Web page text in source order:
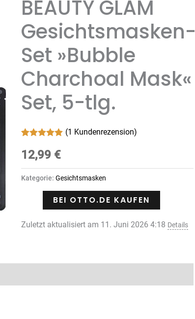
BEAUTY GLAM
Gesichtsmasken-
Set »Bubble
Charchoal Mask«
Set, 5-tlg.
5.00 von 5,
basierend
auf
Kundenbewertung
(1 Kundenrezension)
12,99 €
Kategorie: Gesichtsmasken
BEI OTTO.DE KAUFEN
Zuletzt aktualisiert am 11. Juni 2026 4:18 Details